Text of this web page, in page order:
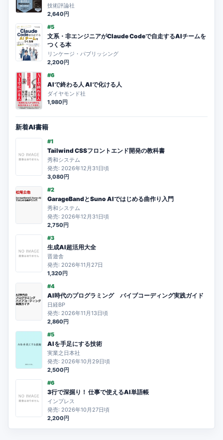
技術評論社
2,640円
#5
文系・非エンジニアがClaude Codeで自走するAIチームを
つくる本
リンケージ・パブリッシング
2,200円
#6
AIで終わる人 AIで化ける人
ダイヤモンド社
1,980円
新着AI書籍
#1
Tailwind CSSフロントエンド開発の教科書
秀和システム
発売: 2026年12月31日頃
3,080円
#2
GarageBandとSuno AIではじめる曲作り入門
秀和システム
発売: 2026年12月31日頃
2,750円
#3
生成AI超活用大全
晋遊舎
発売: 2026年11月27日
1,320円
#4
AI時代のプログラミング バイブコーディング実践ガイド
日経BP
発売: 2026年11月13日頃
2,860円
#5
AIを手足にする技術
実業之日本社
発売: 2026年10月29日頃
2,500円
#6
3行で深掘り！ 仕事で使えるAI単語帳
インプレス
発売: 2026年10月27日頃
2,200円